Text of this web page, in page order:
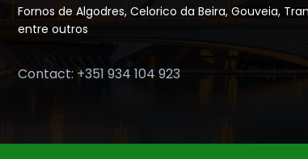
Fornos de Algodres, Celorico da Beira, Gouveia,
entre outros
Contact: +351 934 104 923